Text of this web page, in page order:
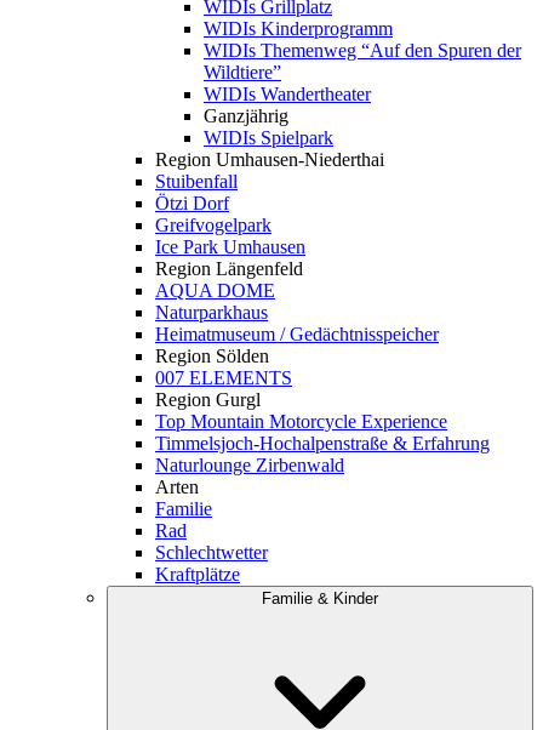
WIDIs Grillplatz
WIDIs Kinderprogramm
WIDIs Themenweg “Auf den Spuren der
Wildtiere”
WIDIs Wandertheater
Ganzjährig
WIDIs Spielpark
Region Umhausen-Niederthai
Stuibenfall
Ötzi Dorf
Greifvogelpark
Ice Park Umhausen
Region Längenfeld
AQUA DOME
Naturparkhaus
Heimatmuseum / Gedächtnisspeicher
Region Sölden
007 ELEMENTS
Region Gurgl
Top Mountain Motorcycle Experience
Timmelsjoch-Hochalpenstraße & Erfahrung
Naturlounge Zirbenwald
Arten
Familie
Rad
Schlechtwetter
Kraftplätze
Familie & Kinder